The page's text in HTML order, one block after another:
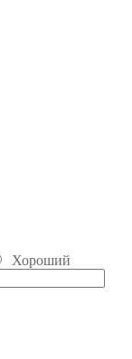
Хороший